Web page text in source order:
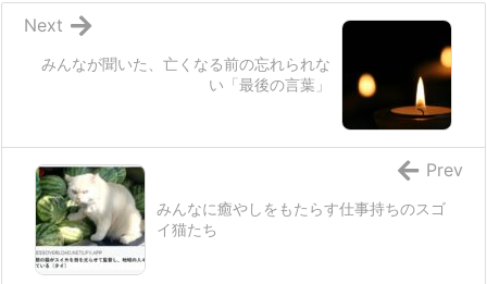
みんなが聞いた、亡くなる前の忘れられな
い「最後の言葉」
Next
みんなに癒やしをもたらす仕事持ちのスゴ
イ猫たち
Prev